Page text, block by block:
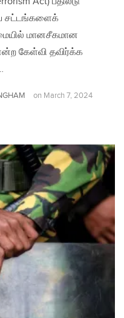
சட்டங்களைக்
மானசீகமான
கேள்வி தவிர்க்க
on March 7, 2024